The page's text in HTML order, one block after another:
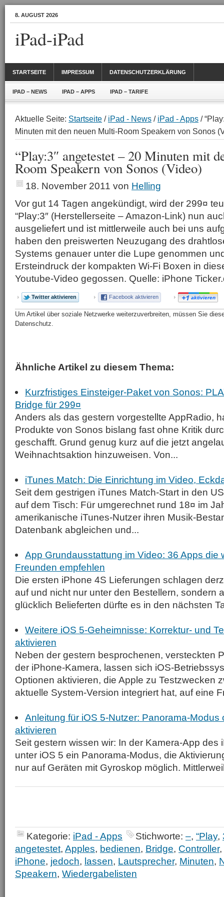
8. AUGUST 2026
iPad-iPad
STARTSEITE IMPRESSUM DATENSCHUTZERKLÄRUNG
IPAD – NEWS IPAD – APPS IPAD – TARIFE
Aktuelle Seite: Startseite / iPad - News / iPad - Apps /
Minuten mit den neuen Multi-Room Speakern von Sonos
“Play:3″ angetestet – 20 Minuten mit
Room Speakern von Sonos (Video)
18. November 2011 von Helling
Vor gut 14 Tagen angekündigt, wird der 299¤
“Play:3″ (Herstellerseite – Amazon-Link) nun
ausgeliefert und ist mittlerweile auch bei uns
haben den preiswerten Neuzugang des
Systems genauer unter die Lupe genommen
Ersteindruck der kompakten Wi-Fi Boxen in
Youtube-Video gegossen. Quelle: iPhone
Twitter aktivieren Facebook aktivieren aktivieren
Um Artikel über soziale Netzwerke weiterzuverbreiten, müssen Sie
Datenschutz.
Ähnliche Artikel zu diesem Thema:
Kurzfristiges Einsteiger-Paket von Sonos:
Bridge für 299¤
Anders als das gestern vorgestellte AppRadio,
Produkte von Sonos bislang fast ohne Kritik
geschafft. Grund genug kurz auf die jetzt
Weihnachtsaktion hinzuweisen. Von...
iTunes Match: Die Einrichtung im Video,
Seit dem gestrigen iTunes Match-Start in den
auf dem Tisch: Für umgerechnet rund 18¤ im
amerikanische iTunes-Nutzer ihren Musik-
Datenbank abgleichen und...
App Grundausstattung im Video: 36 Apps die
Freunden empfehlen
Die ersten iPhone 4S Lieferungen schlagen
auf und nicht nur unter den Bestellern, sondern
glücklich Belieferten dürfte es in den nächsten
Weitere iOS 5-Geheimnisse: Korrektur- und
aktivieren
Neben der gestern besprochenen, versteckten
der iPhone-Kamera, lassen sich iOS-
Optionen aktivieren, die Apple zu Testzwecken
aktuelle System-Version integriert hat, auf eine
Anleitung für iOS 5-Nutzer: Panorama-Modus
aktivieren
Seit gestern wissen wir: In der Kamera-App des
unter iOS 5 ein Panorama-Modus, die
nur auf Geräten mit Gyroskop möglich.
Kategorie: iPad - Apps Stichworte: –, “Play,
angetestet, Apples, bedienen, Bridge, Controller,
iPhone, jedoch, lassen, Lautsprecher, Minuten,
Speakern, Wiedergabelisten